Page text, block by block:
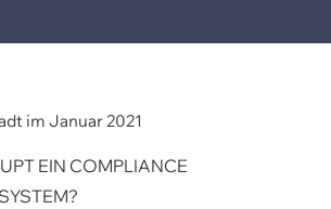
im Januar 2021
EIN COMPLIANCE